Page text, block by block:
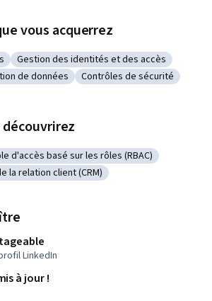
vous acquerrez
des données
Catégorie : Gestion des identités et des
Gestion des identités et des accès
exportation de données
de données Catégorie : Contrôles de
Contrôles de sécurité
: Contrôle d'accès basé sur les rôles
d'accès basé sur les rôles (RBAC)
de gestion de la relation client (CRM)
la relation client (CRM)
LinkedIn
à jour !